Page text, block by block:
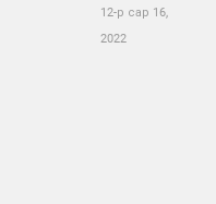
12-р сар 16,
2022